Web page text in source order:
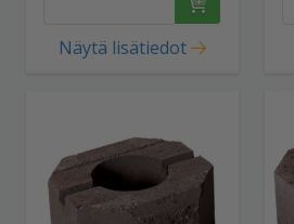
Näytä lisätiedot